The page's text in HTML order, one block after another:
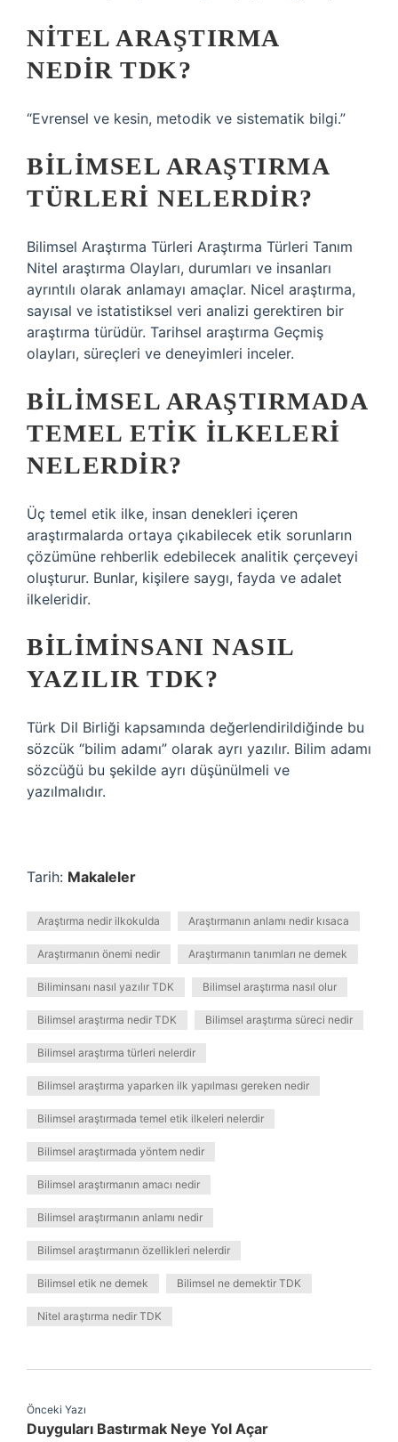
NITEL ARAŞTIRMA
NEDIR TDK?
“Evrensel ve kesin, metodik ve sistematik bilgi.”
BILIMSEL ARAŞTIRMA
TÜRLERI NELERDIR?
Bilimsel Araştırma Türleri Araştırma Türleri Tanım
Nitel araştırma Olayları, durumları ve insanları
ayrıntılı olarak anlamayı amaçlar. Nicel araştırma,
sayısal ve istatistiksel veri analizi gerektiren bir
araştırma türüdür. Tarihsel araştırma Geçmiş
olayları, süreçleri ve deneyimleri inceler.
BILIMSEL ARAŞTIRMADA
TEMEL ETIK ILKELERI
NELERDIR?
Üç temel etik ilke, insan denekleri içeren
araştırmalarda ortaya çıkabilecek etik sorunların
çözümüne rehberlik edebilecek analitik çerçeveyi
oluşturur. Bunlar, kişilere saygı, fayda ve adalet
ilkeleridir.
BILIMINSANI NASIL
YAZILIR TDK?
Türk Dil Birliği kapsamında değerlendirildiğinde bu
sözcük “bilim adamı” olarak ayrı yazılır. Bilim adamı
sözcüğü bu şekilde ayrı düşünülmeli ve
yazılmalıdır.
Tarih: Makaleler
Araştırma nedir ilkokulda Araştırmanın anlamı nedir kısaca
Araştırmanın önemi nedir Araştırmanın tanımları ne demek
Biliminsanı nasıl yazılır TDK Bilimsel araştırma nasıl olur
Bilimsel araştırma nedir TDK Bilimsel araştırma süreci nedir
Bilimsel araştırma türleri nelerdir
Bilimsel araştırma yaparken ilk yapılması gereken nedir
Bilimsel araştırmada temel etik ilkeleri nelerdir
Bilimsel araştırmada yöntem nedir
Bilimsel araştırmanın amacı nedir
Bilimsel araştırmanın anlamı nedir
Bilimsel araştırmanın özellikleri nelerdir
Bilimsel etik ne demek Bilimsel ne demektir TDK
Nitel araştırma nedir TDK
Önceki Yazı
Duyguları Bastırmak Neye Yol Açar